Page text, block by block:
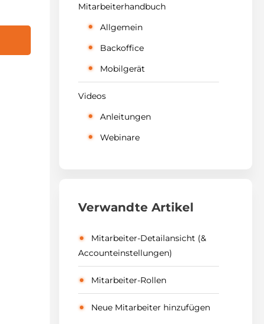
Mitarbeiterhandbuch
Allgemein
Backoffice
Mobilgerät
Videos
Anleitungen
Webinare
Verwandte Artikel
Mitarbeiter-Detailansicht (&
Accounteinstellungen)
Mitarbeiter-Rollen
Neue Mitarbeiter hinzufügen